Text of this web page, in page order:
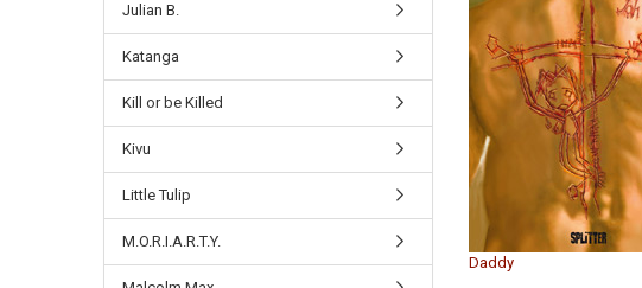
Daddy
Julian B.
Katanga
Kill or be Killed
Kivu
Little Tulip
M.O.R.I.A.R.T.Y.